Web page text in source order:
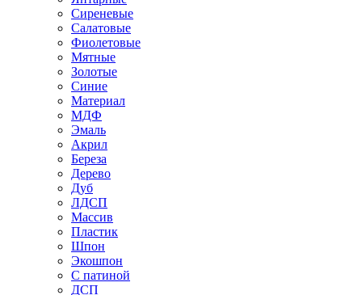
Сиреневые
Салатовые
Фиолетовые
Мятные
Золотые
Синие
Материал
МДФ
Эмаль
Акрил
Береза
Дерево
Дуб
ЛДСП
Массив
Пластик
Шпон
Экошпон
С патиной
ДСП